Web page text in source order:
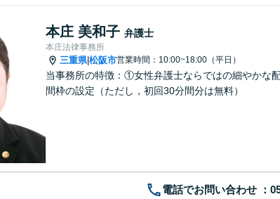
本庄 美和子 弁護士
本庄法律事務所
三重県|松阪市営業時間：10:00~18:00（平日）
当事務所の特徴：①女性弁護士ならではの細やかな
間枠の設定（ただし，初回30分間分は無料）
電話でお問い合わせ